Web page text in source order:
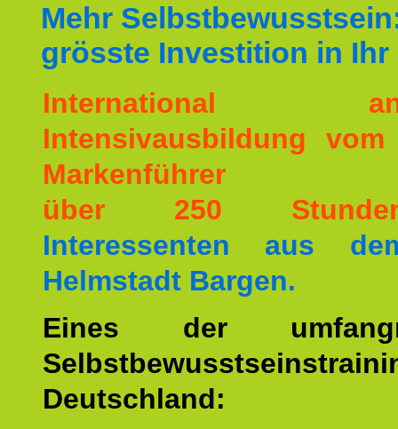
Mehr
grösste Investition in Ihr
International
Intensivausbildung vom
Markenführer
über 250
Interessenten aus
Helmstadt Bargen.
Eines der
Deutschland: